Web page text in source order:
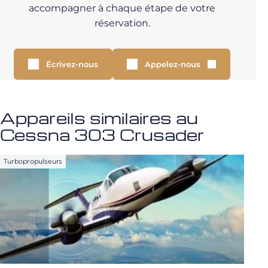
accompagner à chaque étape de votre
réservation.
Écrivez-nous Appelez-nous
Appareils similaires au
Cessna 303 Crusader
Turbopropulseurs